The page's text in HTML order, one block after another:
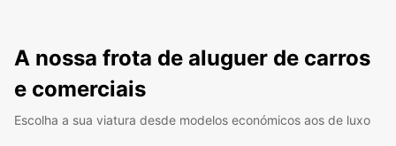
A nossa frota de aluguer de carros
e comerciais
Escolha a sua viatura desde modelos económicos aos de luxo